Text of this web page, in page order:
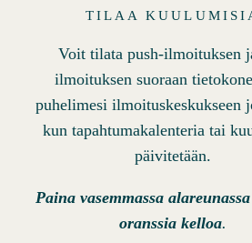
TILAA
Voit tilata push-ilmoituksen
ilmoituksen suoraan
puhelimesi ilmoituskeskukseen
kun tapahtumakalenteria tai
päivitetään.
Paina vasemmassa
oranssia kelloa.